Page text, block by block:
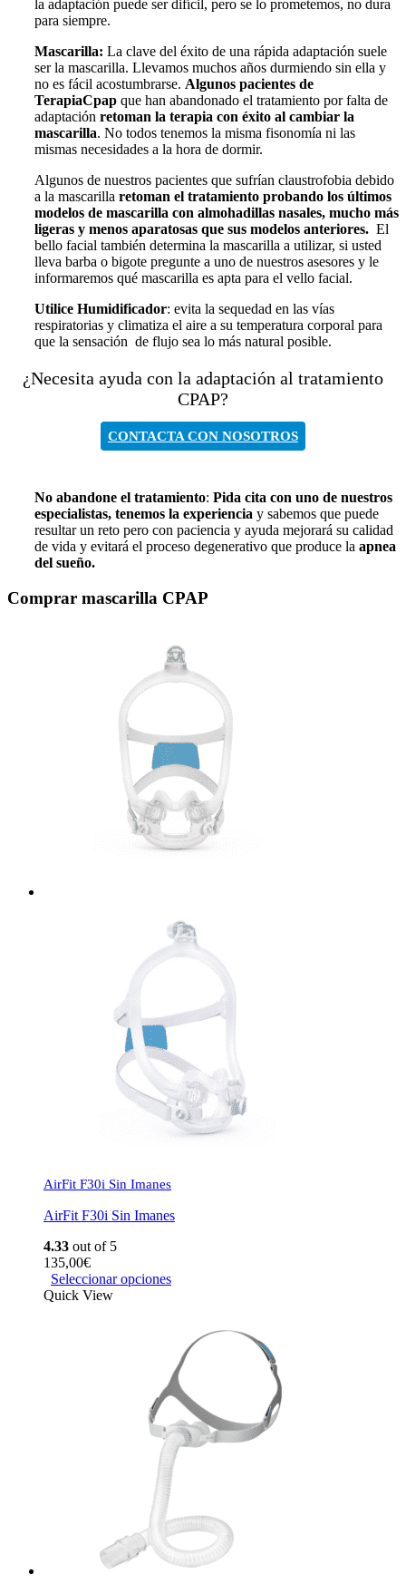
la adaptación puede ser difícil, pero se lo prometemos, no dura
para siempre.
Mascarilla: La clave del éxito de una rápida adaptación suele
ser la mascarilla. Llevamos muchos años durmiendo sin ella y
no es fácil acostumbrarse. Algunos pacientes de
TerapiaCpap que han abandonado el tratamiento por falta de
adaptación retoman la terapia con éxito al cambiar la
mascarilla. No todos tenemos la misma fisonomía ni las
mismas necesidades a la hora de dormir.
Algunos de nuestros pacientes que sufrían claustrofobia debido
a la mascarilla retoman el tratamiento probando los últimos
modelos de mascarilla con almohadillas nasales, mucho más
ligeras y menos aparatosas que sus modelos anteriores. El
bello facial también determina la mascarilla a utilizar, si usted
lleva barba o bigote pregunte a uno de nuestros asesores y le
informaremos qué mascarilla es apta para el vello facial.
Utilice Humidificador: evita la sequedad en las vías
respiratorias y climatiza el aire a su temperatura corporal para
que la sensación de flujo sea lo más natural posible.
¿Necesita ayuda con la adaptación al tratamiento
CPAP?
CONTACTA CON NOSOTROS
No abandone el tratamiento: Pida cita con uno de nuestros
especialistas, tenemos la experiencia y sabemos que puede
resultar un reto pero con paciencia y ayuda mejorará su calidad
de vida y evitará el proceso degenerativo que produce la apnea
del sueño.
Comprar mascarilla CPAP
AirFit F30i Sin Imanes
AirFit F30i Sin Imanes
4.33 out of 5
135,00€
Seleccionar opciones
Quick View